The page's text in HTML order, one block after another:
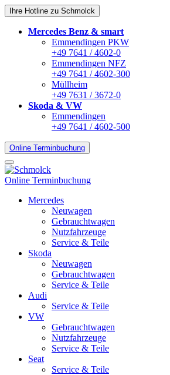
Ihre Hotline zu Schmolck
Mercedes Benz & smart
Emmendingen PKW
+49 7641 / 4602-0
Emmendingen NFZ
+49 7641 / 4602-300
Müllheim
+49 7631 / 3672-0
Skoda & VW
Emmendingen
+49 7641 / 4602-500
Online Terminbuchung
Online Terminbuchung
Mercedes
Neuwagen
Gebrauchtwagen
Nutzfahrzeuge
Service & Teile
Skoda
Neuwagen
Gebrauchtwagen
Service & Teile
Audi
Service & Teile
VW
Gebrauchtwagen
Nutzfahrzeuge
Service & Teile
Seat
Service & Teile